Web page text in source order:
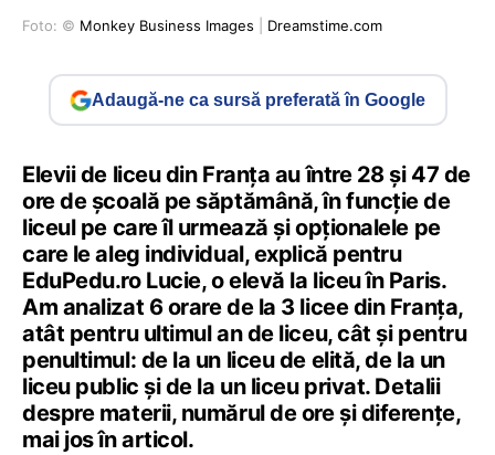
Foto: © Monkey Business Images Dreamstime.com
Adaugă-ne ca sursă preferată în Google
Elevii de liceu din Franța au între 28 și 47 de
ore de școală pe săptămână, în funcție de
liceul pe care îl urmează și opționalele pe
care le aleg individual, explică pentru
EduPedu.ro Lucie, o elevă la liceu în Paris.
Am analizat 6 orare de la 3 licee din Franța,
atât pentru ultimul an de liceu, cât și pentru
penultimul: de la un liceu de elită, de la un
liceu public și de la un liceu privat. Detalii
despre materii, numărul de ore și diferențe,
mai jos în articol.